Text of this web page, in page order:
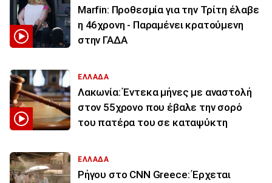
Marfin: Προθεσμία για την Τρίτη έλαβε
η 46χρονη - Παραμένει κρατούμενη
στην ΓΑΔΑ
ΕΛΛΑΔΑ
Λακωνία: Έντεκα μήνες με αναστολή
στον 55χρονο που έβαλε την σορό
του πατέρα του σε καταψύκτη
ΕΛΛΑΔΑ
Ρήγου στο CNN Greece: Έρχεται